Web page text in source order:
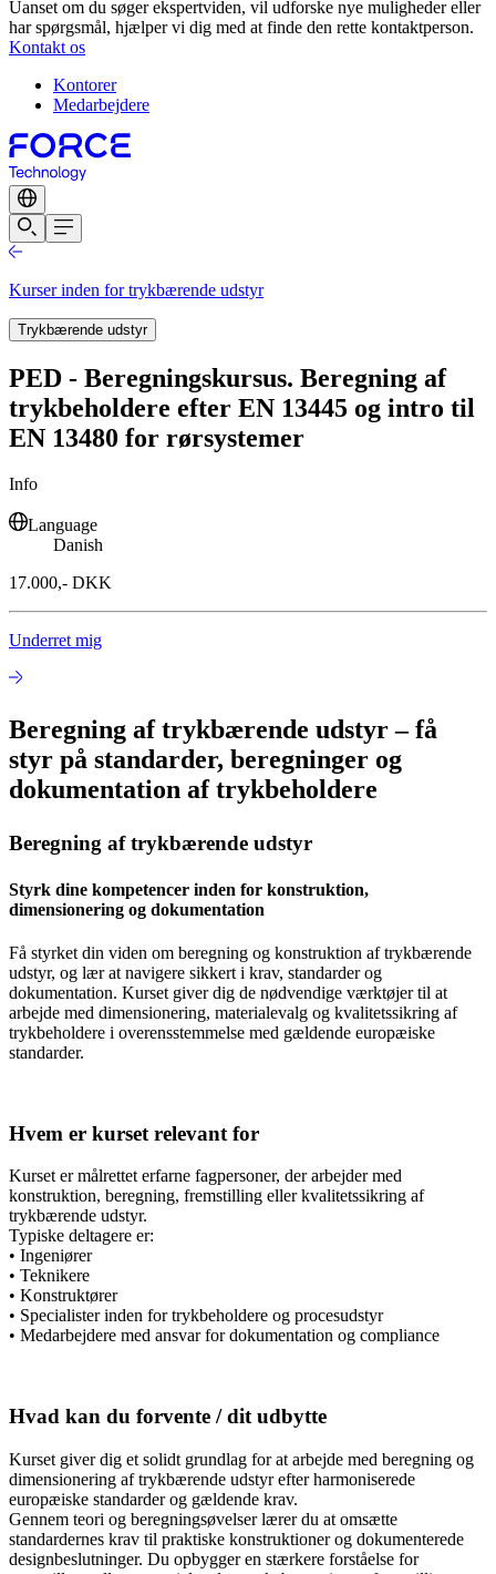
Uanset om du søger ekspertviden, vil udforske nye muligheder eller
har spørgsmål, hjælper vi dig med at finde den rette kontaktperson.
Kontakt os
Kontorer
Medarbejdere
Kurser inden for trykbærende udstyr
Trykbærende udstyr
PED - Beregningskursus. Beregning af
trykbeholdere efter EN 13445 og intro til
EN 13480 for rørsystemer
Info
Language
Danish
17.000,- DKK
Underret mig
Beregning af trykbærende udstyr – få
styr på standarder, beregninger og
dokumentation af trykbeholdere
Beregning af trykbærende udstyr
Styrk dine kompetencer inden for konstruktion,
dimensionering og dokumentation
Få styrket din viden om beregning og konstruktion af trykbærende
udstyr, og lær at navigere sikkert i krav, standarder og
dokumentation. Kurset giver dig de nødvendige værktøjer til at
arbejde med dimensionering, materialevalg og kvalitetssikring af
trykbeholdere i overensstemmelse med gældende europæiske
standarder.
Hvem er kurset relevant for
Kurset er målrettet erfarne fagpersoner, der arbejder med
konstruktion, beregning, fremstilling eller kvalitetssikring af
trykbærende udstyr.
Typiske deltagere er:
• Ingeniører
• Teknikere
• Konstruktører
• Specialister inden for trykbeholdere og procesudstyr
• Medarbejdere med ansvar for dokumentation og compliance
Hvad kan du forvente / dit udbytte
Kurset giver dig et solidt grundlag for at arbejde med beregning og
dimensionering af trykbærende udstyr efter harmoniserede
europæiske standarder og gældende krav.
Gennem teori og beregningsøvelser lærer du at omsætte
standardernes krav til praktiske konstruktioner og dokumenterede
designbeslutninger. Du opbygger en stærkere forståelse for